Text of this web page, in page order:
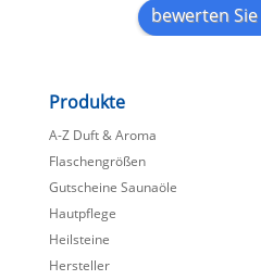
bewerten
Produkte
A-Z Duft & Aroma
Flaschengrößen
Gutscheine Saunaöle
Hautpflege
Heilsteine
Hersteller